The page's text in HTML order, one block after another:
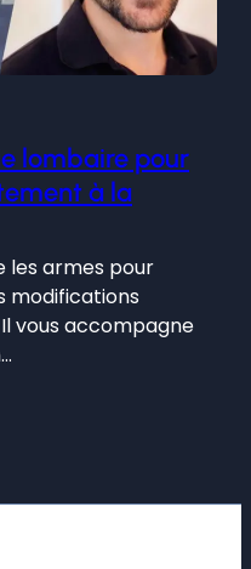
lombaire pour
à la
les armes pour
modifications
vous accompagne